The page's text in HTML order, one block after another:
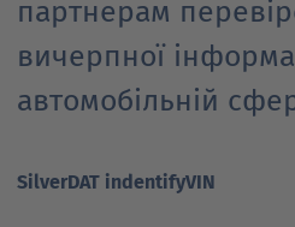
партнерам
вичерпної
автомобільній
SilverDAT indentifyVIN